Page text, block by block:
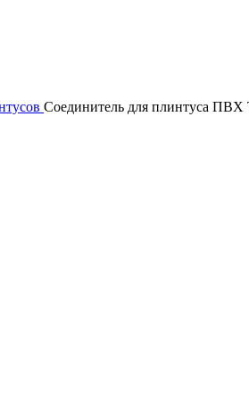
Соединитель для плинтуса ПВХ